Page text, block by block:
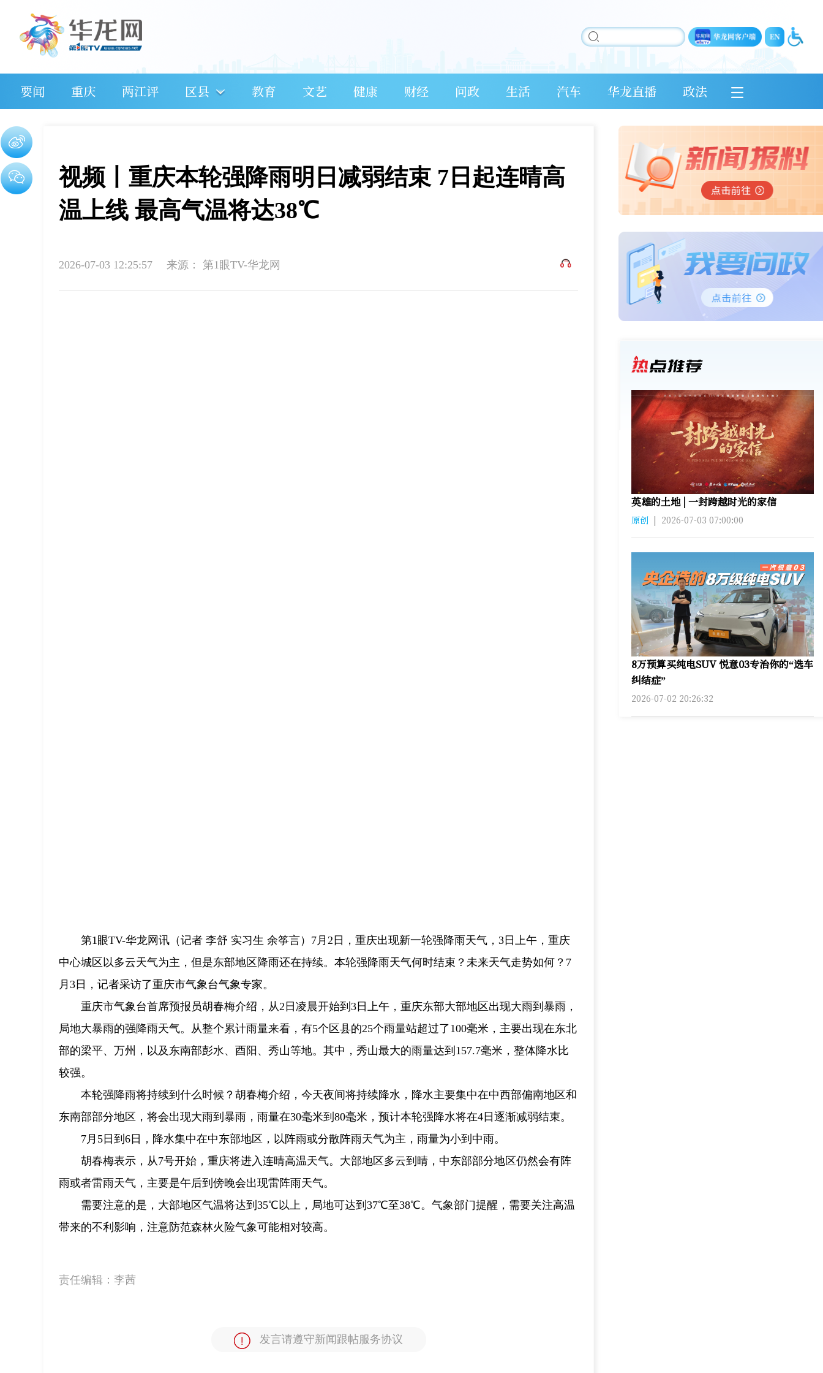
要闻 重庆 两江评 区县 教育 文艺 健康 财经 问政 生活 汽车 华龙直播 政法
视频丨重庆本轮强降雨明日减弱结束 7日起连晴高
温上线 最高气温将达38℃
2026-07-03 12:25:57 来源： 第1眼TV-华龙网
第1眼TV-华龙网讯（记者 李舒 实习生 余筝言）7月2日，重庆出现新一轮强降雨天气，3日上午，重庆
中心城区以多云天气为主，但是东部地区降雨还在持续。本轮强降雨天气何时结束？未来天气走势如何？7
月3日，记者采访了重庆市气象台气象专家。
重庆市气象台首席预报员胡春梅介绍，从2日凌晨开始到3日上午，重庆东部大部地区出现大雨到暴雨，
局地大暴雨的强降雨天气。从整个累计雨量来看，有5个区县的25个雨量站超过了100毫米，主要出现在东北
部的梁平、万州，以及东南部彭水、酉阳、秀山等地。其中，秀山最大的雨量达到157.7毫米，整体降水比
较强。
本轮强降雨将持续到什么时候？胡春梅介绍，今天夜间将持续降水，降水主要集中在中西部偏南地区和
东南部部分地区，将会出现大雨到暴雨，雨量在30毫米到80毫米，预计本轮强降水将在4日逐渐减弱结束。
7月5日到6日，降水集中在中东部地区，以阵雨或分散阵雨天气为主，雨量为小到中雨。
胡春梅表示，从7号开始，重庆将进入连晴高温天气。大部地区多云到晴，中东部部分地区仍然会有阵
雨或者雷雨天气，主要是午后到傍晚会出现雷阵雨天气。
需要注意的是，大部地区气温将达到35℃以上，局地可达到37℃至38℃。气象部门提醒，需要关注高温
带来的不利影响，注意防范森林火险气象可能相对较高。
责任编辑： 李茜
发言请遵守新闻跟帖服务协议
英雄的土地 | 一封跨越时光的家信
原创 | 2026-07-03 07:00:00
8万预算买纯电SUV 悦意03专治你的“选车
纠结症”
2026-07-02 20:26:32